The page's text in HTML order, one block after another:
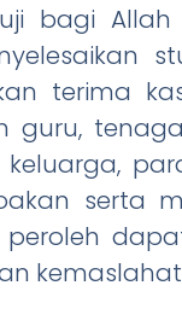
bagi
terima
guru,
keluarga,
serta